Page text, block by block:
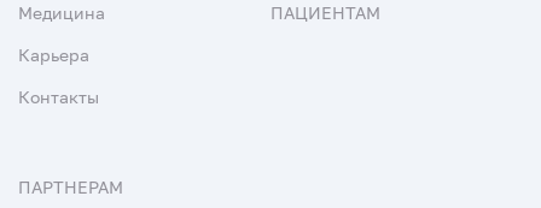
Медицина
Карьера
Контакты
ПАЦИЕНТАМ
ПАРТНЕРАМ